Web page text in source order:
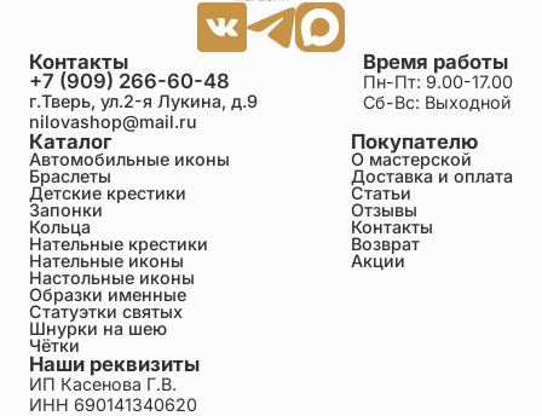
Каталог
Автомобильные иконы
Браслеты
Детские крестики
Запонки
Кольца
Нательные крестики
Нательные иконы
Настольные иконы
Образки именные
Статуэтки святых
Шнурки на шею
Чётки
Покупателю
О мастерской
Доставка и оплата
Статьи
Отзывы
Контакты
Возврат
Акции
Время работы
Пн-Пт: 9.00-17.00
Сб-Вс: Выходной
Контакты
+7 (909) 266-60-48
г.Тверь, ул.2-я Лукина, д.9
nilovashop@mail.ru
Наши реквизиты
ИП Касенова Г.В.
ИНН 690141340620